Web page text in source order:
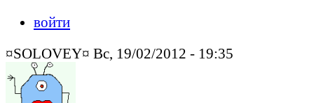
войти
¤SOLOVEY¤ Вс, 19/02/2012 - 19:35